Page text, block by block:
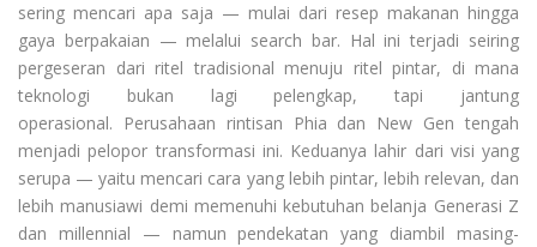
sering mencari apa saja — mulai dari resep makanan hingga
gaya berpakaian — melalui search bar. Hal ini terjadi seiring
pergeseran dari ritel tradisional menuju ritel pintar, di mana
teknologi bukan lagi pelengkap, tapi jantung
operasional. Perusahaan rintisan Phia dan New Gen tengah
menjadi pelopor transformasi ini. Keduanya lahir dari visi yang
serupa — yaitu mencari cara yang lebih pintar, lebih relevan, dan
lebih manusiawi demi memenuhi kebutuhan belanja Generasi Z
dan millennial — namun pendekatan yang diambil masing-